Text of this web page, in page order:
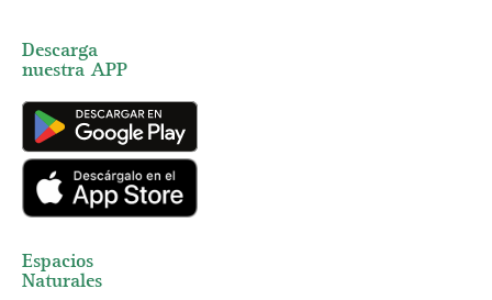
Descarga
nuestra APP
Espacios
Naturales